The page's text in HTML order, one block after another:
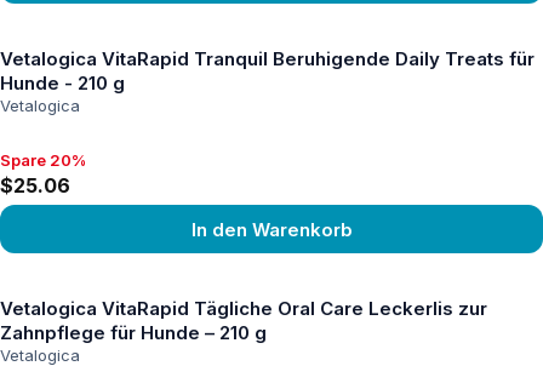
Vetalogica VitaRapid Tranquil Beruhigende Daily Treats für
Hunde - 210 g
Vetalogica
Spare 20%, $25.06
Spare 20%
$25.06
In den Warenkorb
Vetalogica VitaRapid Tägliche Oral Care Leckerlis zur
Zahnpflege für Hunde – 210 g
Vetalogica